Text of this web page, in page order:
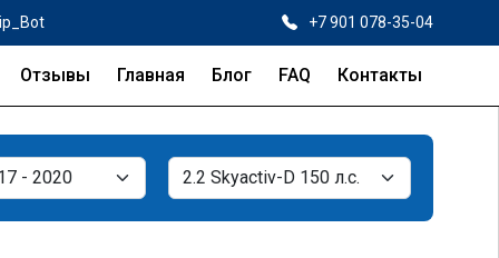
+7 901 078-35-04
Отзывы Главная Блог FAQ Контакты